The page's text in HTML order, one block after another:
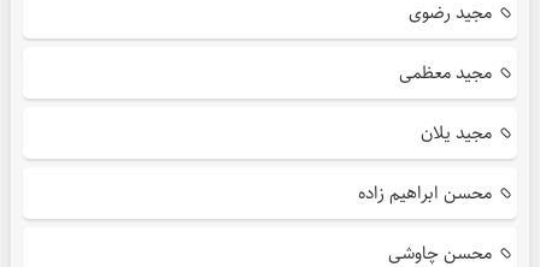
مجید رضوی
مجید معظمی
مجید یلان
محسن ابراهیم زاده
محسن چاوشی